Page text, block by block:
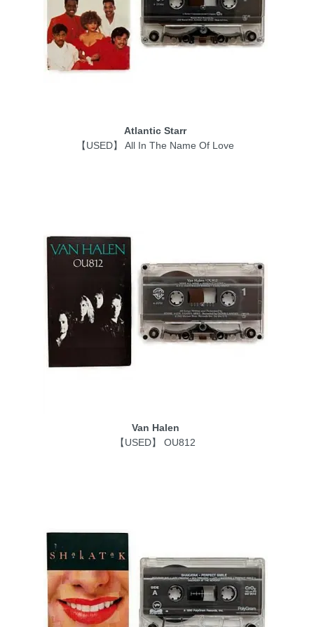
Atlantic Starr
【USED】 All In The Name Of Love
Van Halen
【USED】 OU812